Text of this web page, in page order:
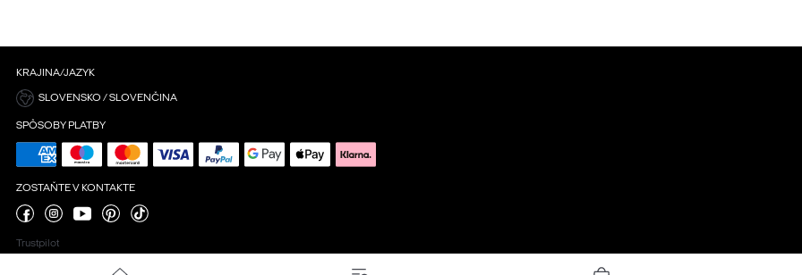
KRAJINA/JAZYK
SLOVENSKO / SLOVENČINA
SPÔSOBY PLATBY
ZOSTAŇTE V KONTAKTE
Trustpilot